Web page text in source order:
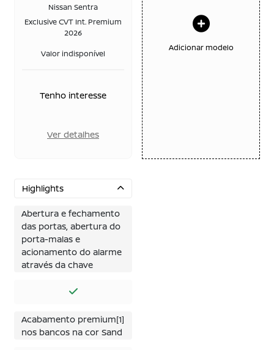
Nissan Sentra
Exclusive CVT Int. Premium
2026
Valor indisponível
Tenho interesse
Ver detalhes
Adicionar modelo
Highlights
Abertura e fechamento
das portas, abertura do
porta-malas e
acionamento do alarme
através da chave
Acabamento premium[1]
nos bancos na cor Sand